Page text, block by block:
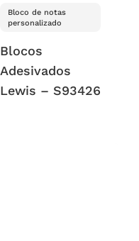
Bloco de notas
personalizado
Blocos
Adesivados
Lewis – S93426